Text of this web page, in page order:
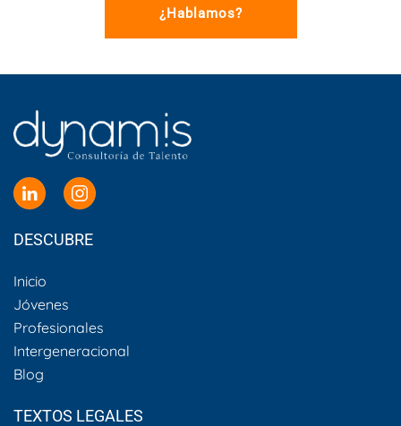
¿Hablamos?
DESCUBRE
Inicio
Jóvenes
Profesionales
Intergeneracional
Blog
TEXTOS LEGALES